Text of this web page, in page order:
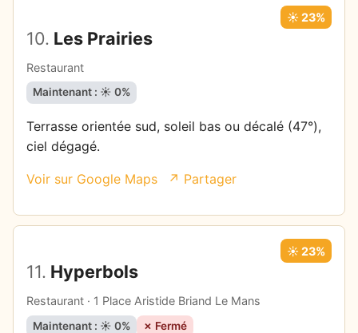
10. Les Prairies
Restaurant
☀️ 23%
Maintenant : ☀️ 0%
Terrasse orientée sud, soleil bas ou décalé (47°),
ciel dégagé.
Voir sur Google Maps ↗ Partager
11. Hyperbols
Restaurant · 1 Place Aristide Briand Le Mans
☀️ 23%
Maintenant : ☀️ 0% ✗ Fermé